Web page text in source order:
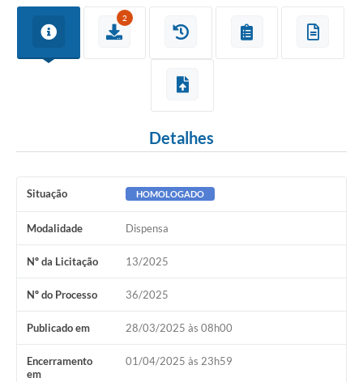
2
Detalhes
Situação HOMOLOGADO
Modalidade Dispensa
Nº da Licitação 13/2025
Nº do Processo 36/2025
Publicado em 28/03/2025 às 08h00
Encerramento
em
01/04/2025 às 23h59